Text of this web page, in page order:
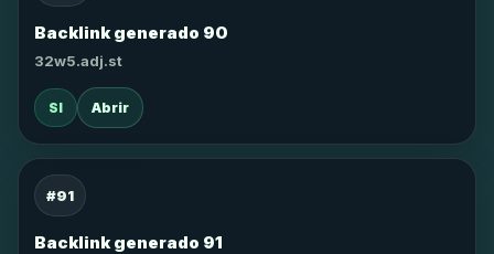
Backlink generado 90
32w5.adj.st
SI Abrir
#91
Backlink generado 91